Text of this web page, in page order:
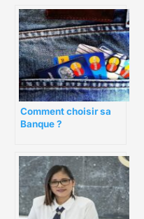
Comment choisir sa
Banque ?